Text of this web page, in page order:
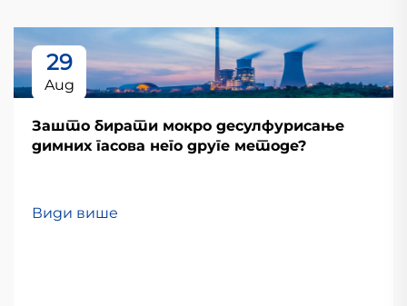
29
Aug
Зашто бирати мокро десулфурисање
димних гасова него друге методе?
Види више